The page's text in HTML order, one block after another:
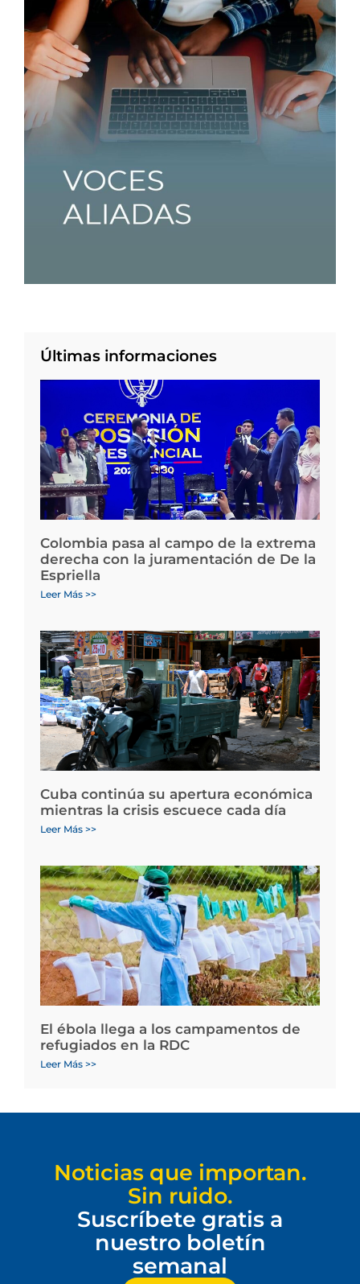
Últimas informaciones
Colombia pasa al campo de la extrema
derecha con la juramentación de De la
Espriella
Leer Más >>
Cuba continúa su apertura económica
mientras la crisis escuece cada día
Leer Más >>
El ébola llega a los campamentos de
refugiados en la RDC
Leer Más >>
Noticias que importan.
Sin ruido.
Suscríbete gratis a
nuestro boletín
semanal